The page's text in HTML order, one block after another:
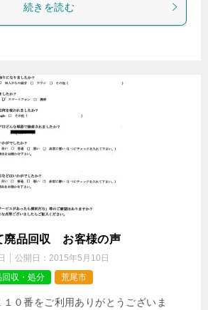
続きを読む
廃品回収 お客様の声
公開日： 2015年5月10日
回収・処分 荒尾市
０番をご利用ありがとうございま